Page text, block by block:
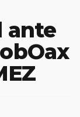
ante